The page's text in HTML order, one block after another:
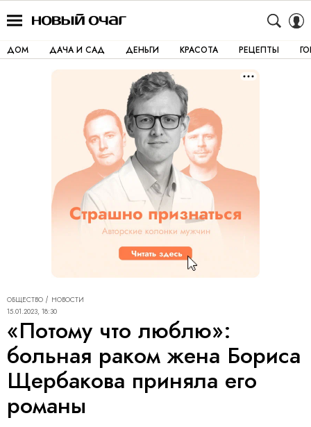
ДОМ ДАЧА И САД ДЕНЬГИ КРАСОТА РЕЦЕПТЫ
ОБЩЕСТВО
НОВОСТИ
15.01.2023, 18:30
«Потому что люблю»:
больная раком жена Бориса
Щербакова приняла его
романы